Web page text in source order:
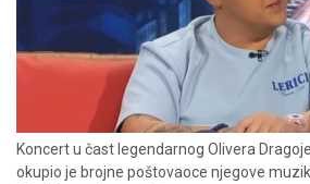
Koncert u čast legendarnog Olivera
okupio je brojne poštovaoce njegove